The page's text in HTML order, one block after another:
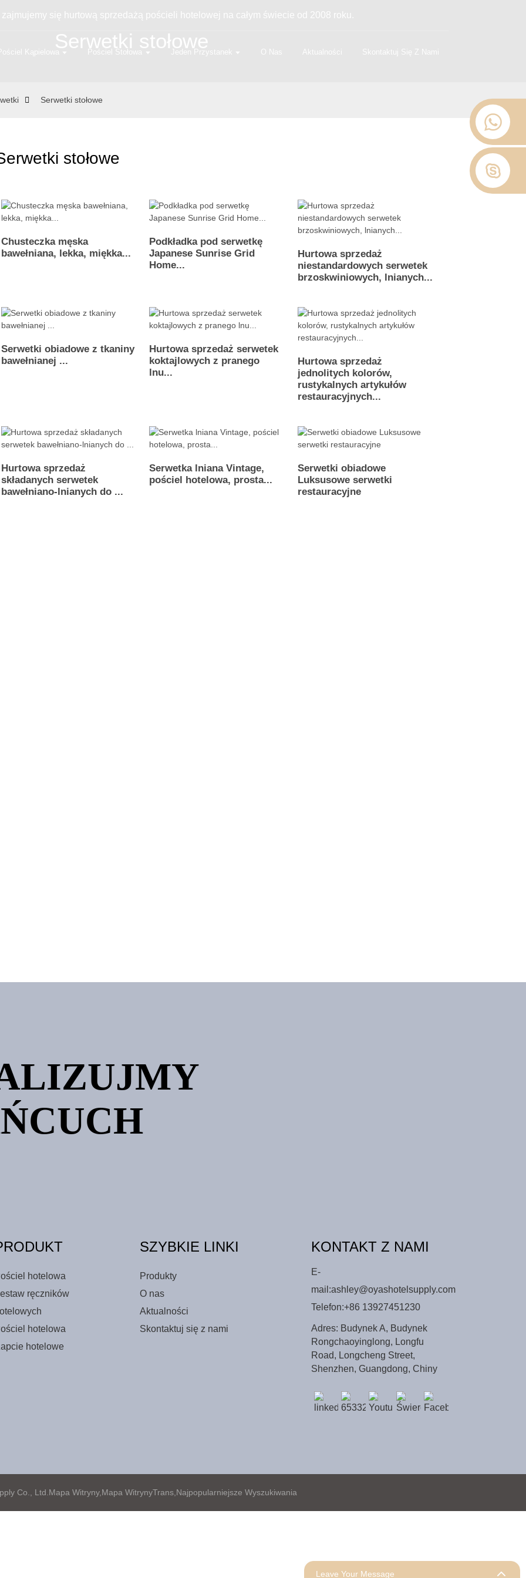
się hurtową sprzedażą pościeli hotelowej na całym świecie od 2008 roku.
Kąpielowa Pościel Stołowa Jeden Przystanek O Nas Aktualności Skontaktuj Się Z Nami
Serwetki stołowe
Serwetki stołowe
stołowe
Chusteczka męska
bawełniana, lekka, miękka...
Podkładka pod serwetkę
Japanese Sunrise Grid
Home...
Hurtowa sprzedaż
niestandardowych serwetek
brzoskwiniowych, lnianych...
Serwetki obiadowe z tkaniny
bawełnianej ...
Hurtowa sprzedaż serwetek
koktajlowych z pranego
lnu...
Hurtowa sprzedaż
jednolitych kolorów,
rustykalnych artykułów
restauracyjnych...
Hurtowa sprzedaż
składanych serwetek
bawełniano-lnianych do ...
Serwetka lniana Vintage,
pościel hotelowa, prosta...
Serwetki obiadowe
Luksusowe serwetki
restauracyjne
hotelowa
ręczników
hotelowa
hotelowe
SZYBKIE LINKI
Produkty
O nas
Aktualności
Skontaktuj się z nami
KONTAKT Z NAMI
E-
mail:ashley@oyashotelsupply.com
Telefon:+86 13927451230
Adres: Budynek A, Budynek
Rongchaoyinglong, Longfu
Road, Longcheng Street,
Shenzhen, Guangdong, Chiny
Co., Ltd.Mapa Witryny,Mapa WitrynyTrans,Najpopularniejsze Wyszukiwania
Leave Your Message